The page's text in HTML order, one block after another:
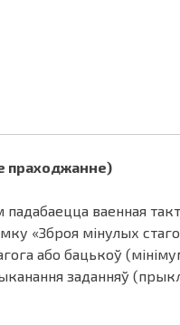
праходжанне)
ваенная
«Зброя мінулых
або бацькоў
заданняў